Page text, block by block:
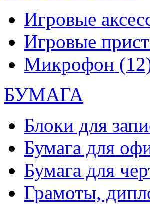
Игровые
Игровые
Микрофон
БУМАГА
Блоки для
Бумага для
Бумага для
Грамоты,